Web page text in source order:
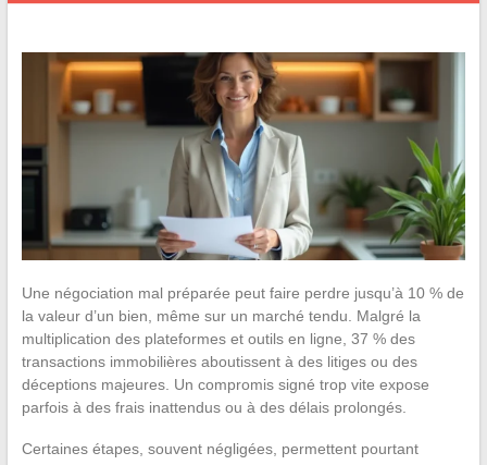
Une négociation mal préparée peut faire perdre jusqu’à 10 % de
la valeur d’un bien, même sur un marché tendu. Malgré la
multiplication des plateformes et outils en ligne, 37 % des
transactions immobilières aboutissent à des litiges ou des
déceptions majeures. Un compromis signé trop vite expose
parfois à des frais inattendus ou à des délais prolongés.
Certaines étapes, souvent négligées, permettent pourtant